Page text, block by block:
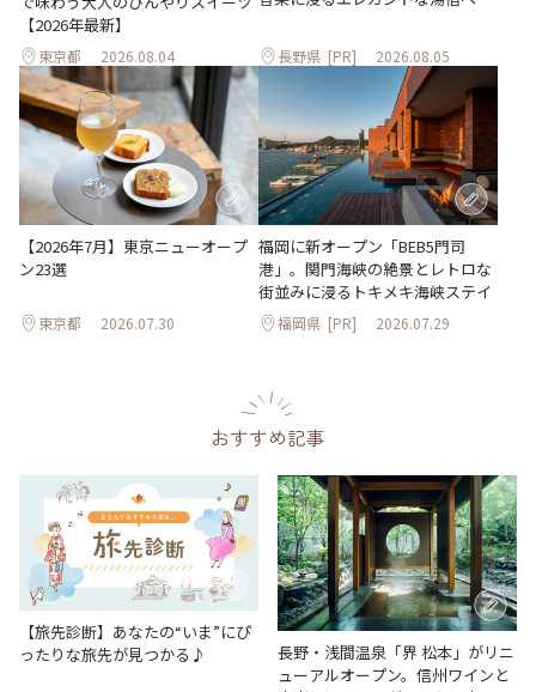
【2026年最新】
東京都 2026.08.04 長野県 [PR] 2026.08.05
【2026年7月】東京ニューオープ
ン23選
東京都 2026.07.30
福岡に新オープン「BEB5門司
港」。関門海峡の絶景とレトロな
街並みに浸るトキメキ海峡ステイ
福岡県 [PR] 2026.07.29
おすすめ記事
【旅先診断】あなたの“いま”にぴ
ったりな旅先が見つかる♪
長野・浅間温泉「界 松本」がリニ
ューアルオープン。信州ワインと